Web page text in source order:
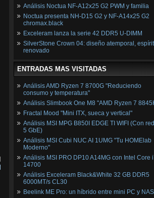
Análisis Noctua NF-A12x25 G2 PWM y familia
Noctua presenta NH-D15 G2 y NF-A14x25 G2
chromax.black
Exceleram lanza la serie 42 DDR5 U-DIMM
SilverStone Crown 04: diseño atemporal,
renovado
ENTRADAS MAS VISITADAS
Análisis AMD Ryzen 7 8700G "Reduciendo
consumo y temperatura"
Análisis Slimbook One M8 "AMD Ryzen 7
Fractal Mood "Mini ITX, sueca y vertical"
Análisis MSI MPG B850I EDGE TI WIFI (Con
5 GbE)
Análisis MSI Cubi NUC AI 1UMG "Tu HOMElab
Moderno"
Análisis MSI PRO DP10 A14MG con Intel Core
14700
Análisis Exceleram Black&White 32 GB DDR5
6000MT/s CL30
Beelink ME Pro: un híbrido entre mini PC y NAS